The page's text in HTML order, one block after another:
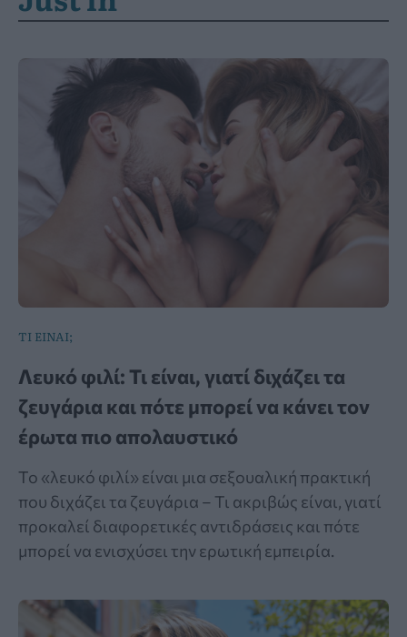
ΤΙ ΕΙΝΑΙ;
Λευκό φιλί: Τι είναι, γιατί διχάζει τα
ζευγάρια και πότε μπορεί να κάνει τον
έρωτα πιο απολαυστικό
Το «λευκό φιλί» είναι μια σεξουαλική πρακτική
που διχάζει τα ζευγάρια – Τι ακριβώς είναι, γιατί
προκαλεί διαφορετικές αντιδράσεις και πότε
μπορεί να ενισχύσει την ερωτική εμπειρία.